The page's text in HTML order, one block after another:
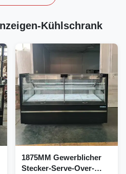
Kühlschrank
1875MM Gewerblicher
Stecker-Serve-Over-